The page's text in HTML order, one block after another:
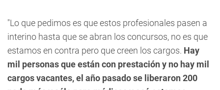
"Lo que pedimos es que estos profesionales pasen a
interino hasta que se abran los concursos, no es que
estamos en contra pero que creen los cargos. Hay
mil personas que están con prestación y no hay mil
cargos vacantes, el año pasado se liberaron 200